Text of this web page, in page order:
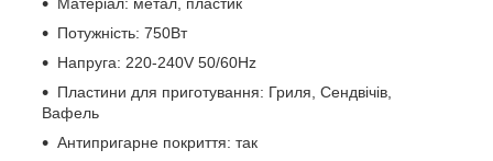
Потужність: 750Вт
Напруга: 220-240V 50/60Hz
Пластини для приготування: Гриля, Сендвічів,
Вафель
Антипригарне покриття: так